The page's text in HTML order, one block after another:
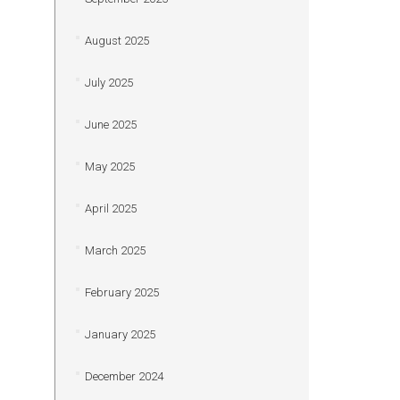
August 2025
July 2025
June 2025
May 2025
April 2025
March 2025
February 2025
January 2025
December 2024